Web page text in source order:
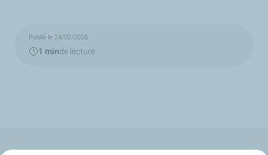
Publié le 24/02/2026
1 minde lecture